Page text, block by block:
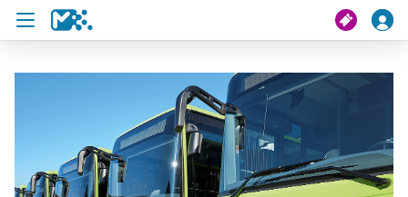
Suche
Meine Fahrt
Tickets